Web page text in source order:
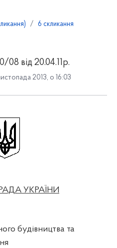
6 скликання
від 20.04.11р.
2013, о 16:03
УКРАЇНИ
будівництва та